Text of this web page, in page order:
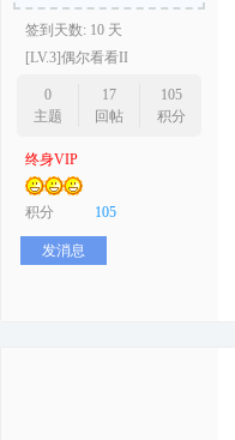
签到天数: 10 天
[LV.3]偶尔看看II
0
主题
17
回帖
105
积分
终身VIP
积分 105
发消息